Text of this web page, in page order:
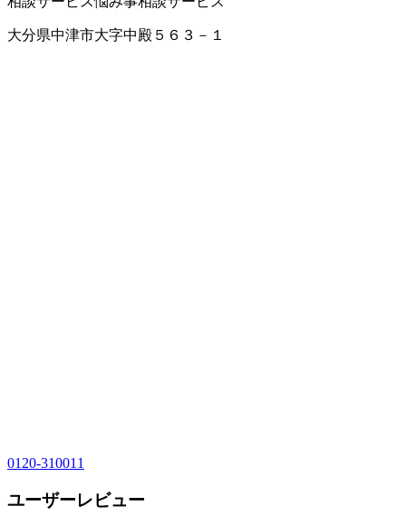
大分県中津市大字中殿５６３－１
0120-310011
ユーザーレビュー